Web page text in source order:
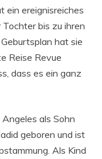
ein ereignisreiches
Tochter bis zu ihren
hat sie
Reise Revue
dass es ein ganz
als Sohn
geboren und ist
Als Kind